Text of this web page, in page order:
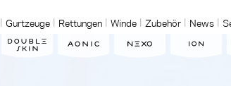
Gurtzeuge Rettungen Winde Zubehör News